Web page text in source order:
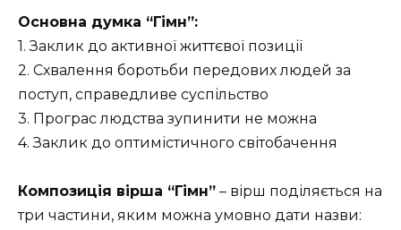
Основна думка “Гімн”:
1. Заклик до активної життєвої позиції
2. Схвалення боротьби передових людей за
поступ, справедливе суспільство
3. Програс людства зупинити не можна
4. Заклик до оптимістичного світобачення
Композиція вірша “Гімн” – вірш поділяється на
три частини, яким можна умовно дати назви: